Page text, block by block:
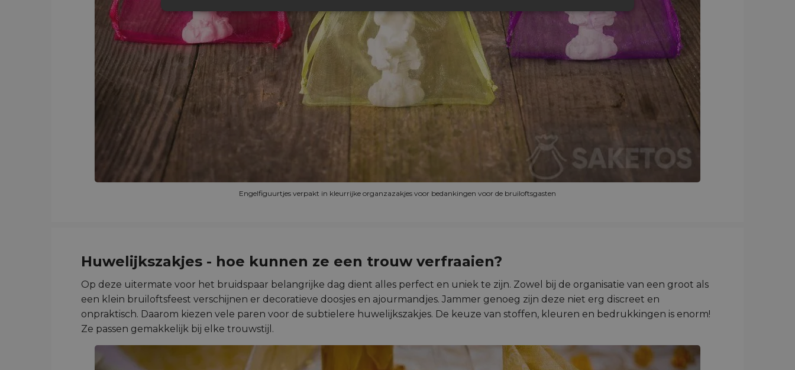
Engelfiguurtjes verpakt in kleurrijke organzazakjes voor bedankingen voor de bruiloftsgasten
Huwelijkszakjes - hoe kunnen ze een trouw verfraaien?
Op deze uitermate voor het bruidspaar belangrijke dag dient alles perfect en uniek te zijn. Zowel bij de organisatie van een groot als
een klein bruiloftsfeest verschijnen er decoratieve doosjes en ajourmandjes. Jammer genoeg zijn deze niet erg discreet en
onpraktisch. Daarom kiezen vele paren voor de subtielere huwelijkszakjes. De keuze van stoffen, kleuren en bedrukkingen is enorm!
Ze passen gemakkelijk bij elke trouwstijl.